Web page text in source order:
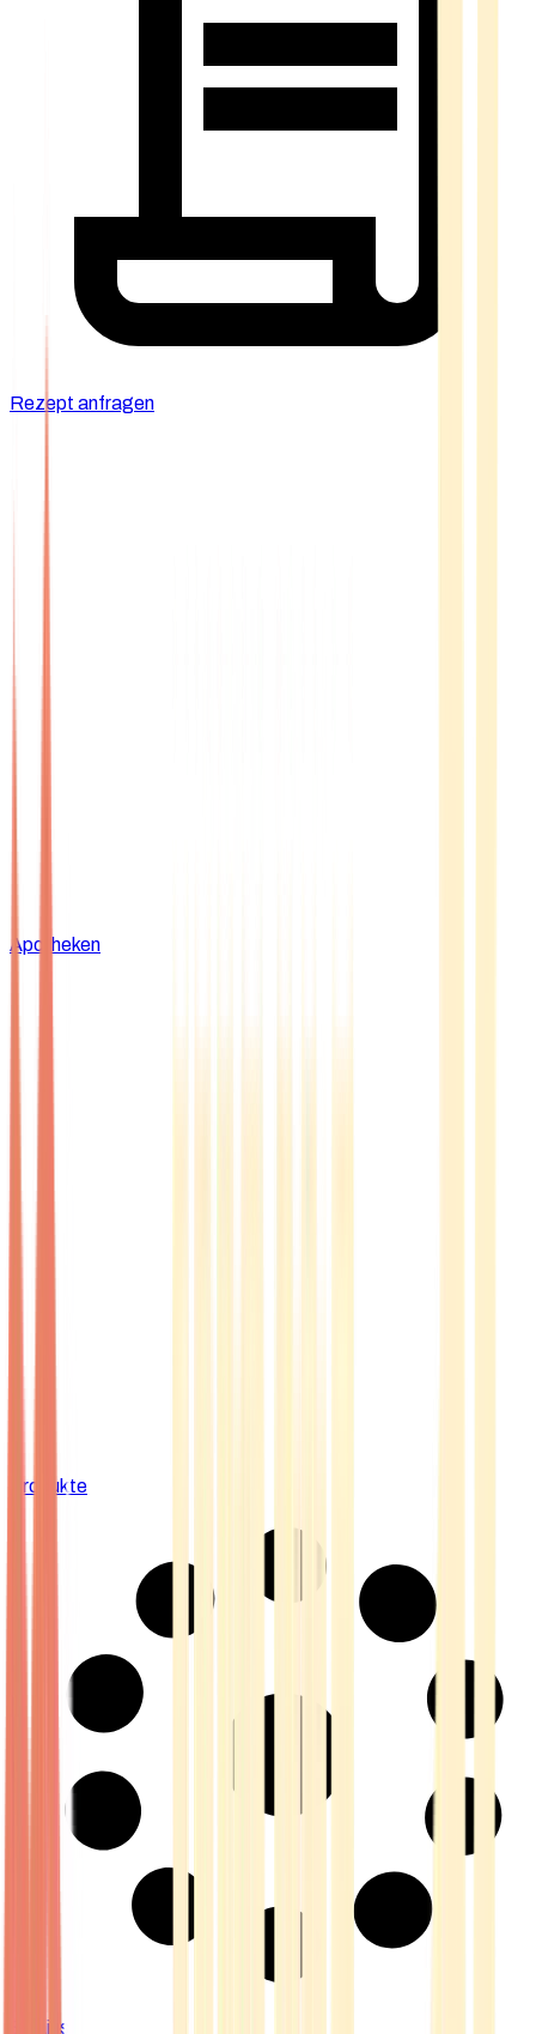
Rezept anfragen
Apotheken
Produkte
Strains